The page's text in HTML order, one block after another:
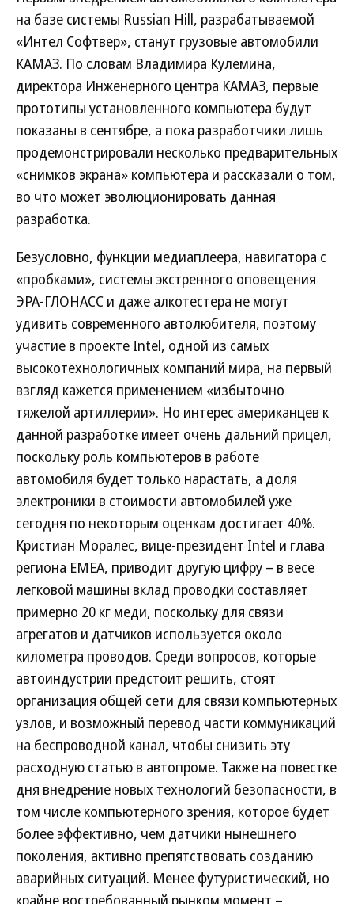
на базе системы Russian Hill, разрабатываемой
«Интел Софтвер», станут грузовые автомобили
КАМАЗ. По словам Владимира Кулемина,
директора Инженерного центра КАМАЗ, первые
прототипы установленного компьютера будут
показаны в сентябре, а пока разработчики лишь
продемонстрировали несколько предварительных
«снимков экрана» компьютера и рассказали о том,
во что может эволюционировать данная
разработка.
Безусловно, функции медиаплеера, навигатора с
«пробками», системы экстренного оповещения
ЭРА-ГЛОНАСС и даже алкотестера не могут
удивить современного автолюбителя, поэтому
участие в проекте Intel, одной из самых
высокотехнологичных компаний мира, на первый
взгляд кажется применением «избыточно
тяжелой артиллерии». Но интерес американцев к
данной разработке имеет очень дальний прицел,
поскольку роль компьютеров в работе
автомобиля будет только нарастать, а доля
электроники в стоимости автомобилей уже
сегодня по некоторым оценкам достигает 40%.
Кристиан Моралес, вице-президент Intel и глава
региона EMEA, приводит другую цифру – в весе
легковой машины вклад проводки составляет
примерно 20 кг меди, поскольку для связи
агрегатов и датчиков используется около
километра проводов. Среди вопросов, которые
автоиндустрии предстоит решить, стоят
организация общей сети для связи компьютерных
узлов, и возможный перевод части коммуникаций
на беспроводной канал, чтобы снизить эту
расходную статью в автопроме. Также на повестке
дня внедрение новых технологий безопасности, в
том числе компьютерного зрения, которое будет
более эффективно, чем датчики нынешнего
поколения, активно препятствовать созданию
аварийных ситуаций. Менее футуристический, но
крайне востребованный рынком момент –